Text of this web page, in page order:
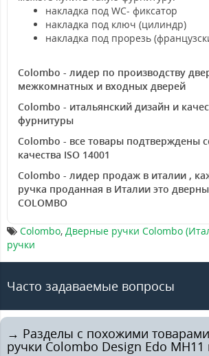
накладка под WC- фиксатор
накладка под ключ (цилиндр)
накладка под прорезь
Colombo - лидер по производству
межкомнатных и входных дверей
Colombo - итальянский дизайн и
фурнитуры
Colombo - все товары подтверждены
качества ISO 14001
Colombo - лидер продаж в италии ,
ручка проданная в Италии это
COLOMBO
Colombo, Дверные ручки Colombo
ручки
Часто задаваемые вопросы
→ Разделы с похожими
ручки Colombo Design Edo